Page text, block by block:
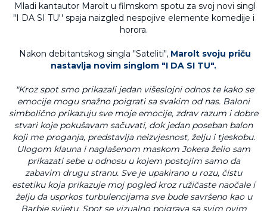
Mladi kantautor Marolt u filmskom spotu za svoj novi singl
"I DA SI TU'' spaja naizgled nespojive elemente komedije i
horora.
Nakon debitantskog singla "Sateliti", Marolt svoju priču
nastavlja novim singlom "I DA SI TU".
"Kroz spot smo prikazali jedan višeslojni odnos te kako se
emocije mogu snažno poigrati sa svakim od nas. Baloni
simbolično prikazuju sve moje emocije, zdrav razum i dobre
stvari koje pokušavam sačuvati, dok jedan poseban balon
koji me proganja, predstavlja neizvjesnost, želju i tjeskobu.
Ulogom klauna i naglašenom maskom Jokera želio sam
prikazati sebe u odnosu u kojem postojim samo da
zabavim drugu stranu. Sve je upakirano u rozu, čistu
estetiku koja prikazuje moj pogled kroz ružičaste naočale i
želju da usprkos turbulencijama sve bude savršeno kao u
Barbie svijetu. Spot se vizualno poigrava sa svim ovim